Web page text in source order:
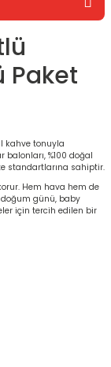
Paket
kahve tonuyla
balonları, %100 doğal
standartlarına sahiptir.
Hem hava hem de
günü, baby
için tercih edilen bir